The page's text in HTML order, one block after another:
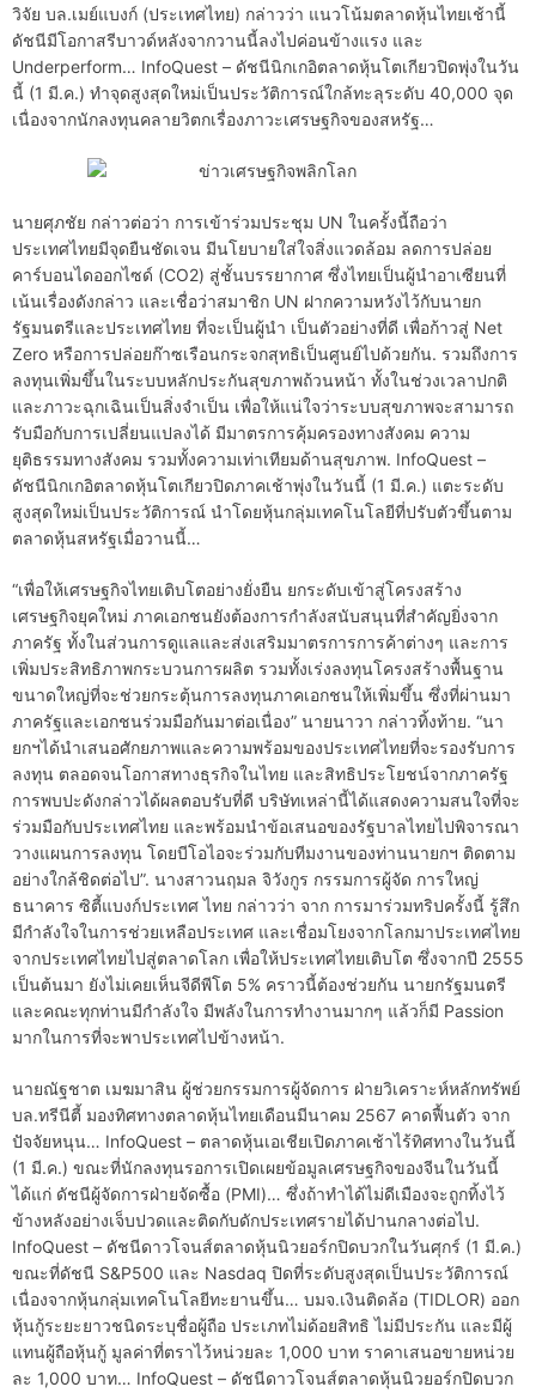
วิจัย บล.เมย์แบงก์ (ประเทศไทย) กล่าวว่า แนวโน้มตลาดหุ้นไทยเช้านี้
ดัชนีมีโอกาสรีบาวด์หลังจากวานนี้ลงไปค่อนข้างแรง และ
Underperform… InfoQuest – ดัชนีนิกเกอิตลาดหุ้นโตเกียวปิดพุ่งในวัน
นี้ (1 มี.ค.) ทำจุดสูงสุดใหม่เป็นประวัติการณ์ใกล้ทะลุระดับ 40,000 จุด
เนื่องจากนักลงทุนคลายวิตกเรื่องภาวะเศรษฐกิจของสหรัฐ…
นายศุภชัย กล่าวต่อว่า การเข้าร่วมประชุม UN ในครั้งนี้ถือว่า
ประเทศไทยมีจุดยืนชัดเจน มีนโยบายใส่ใจสิ่งแวดล้อม ลดการปล่อย
คาร์บอนไดออกไซด์ (CO2) สู่ชั้นบรรยากาศ ซึ่งไทยเป็นผู้นำอาเซียนที่
เน้นเรื่องดังกล่าว และเชื่อว่าสมาชิก UN ฝากความหวังไว้กับนายก
รัฐมนตรีและประเทศไทย ที่จะเป็นผู้นำ เป็นตัวอย่างที่ดี เพื่อก้าวสู่ Net
Zero หรือการปล่อยก๊าซเรือนกระจกสุทธิเป็นศูนย์ไปด้วยกัน. รวมถึงการ
ลงทุนเพิ่มขึ้นในระบบหลักประกันสุขภาพถ้วนหน้า ทั้งในช่วงเวลาปกติ
และภาวะฉุกเฉินเป็นสิ่งจำเป็น เพื่อให้แน่ใจว่าระบบสุขภาพจะสามารถ
รับมือกับการเปลี่ยนแปลงได้ มีมาตรการคุ้มครองทางสังคม ความ
ยุติธรรมทางสังคม รวมทั้งความเท่าเทียมด้านสุขภาพ. InfoQuest –
ดัชนีนิกเกอิตลาดหุ้นโตเกียวปิดภาคเช้าพุ่งในวันนี้ (1 มี.ค.) แตะระดับ
สูงสุดใหม่เป็นประวัติการณ์ นำโดยหุ้นกลุ่มเทคโนโลยีที่ปรับตัวขึ้นตาม
ตลาดหุ้นสหรัฐเมื่อวานนี้…
“เพื่อให้เศรษฐกิจไทยเติบโตอย่างยั่งยืน ยกระดับเข้าสู่โครงสร้าง
เศรษฐกิจยุคใหม่ ภาคเอกชนยังต้องการกำลังสนับสนุนที่สำคัญยิ่งจาก
ภาครัฐ ทั้งในส่วนการดูแลและส่งเสริมมาตรการการค้าต่างๆ และการ
เพิ่มประสิทธิภาพกระบวนการผลิต รวมทั้งเร่งลงทุนโครงสร้างพื้นฐาน
ขนาดใหญ่ที่จะช่วยกระตุ้นการลงทุนภาคเอกชนให้เพิ่มขึ้น ซึ่งที่ผ่านมา
ภาครัฐและเอกชนร่วมมือกันมาต่อเนื่อง” นายนาวา กล่าวทิ้งท้าย. “นา
ยกฯได้นำเสนอศักยภาพและความพร้อมของประเทศไทยที่จะรองรับการ
ลงทุน ตลอดจนโอกาสทางธุรกิจในไทย และสิทธิประโยชน์จากภาครัฐ
การพบปะดังกล่าวได้ผลตอบรับที่ดี บริษัทเหล่านี้ได้แสดงความสนใจที่จะ
ร่วมมือกับประเทศไทย และพร้อมนำข้อเสนอของรัฐบาลไทยไปพิจารณา
วางแผนการลงทุน โดยบีโอไอจะร่วมกับทีมงานของท่านนายกฯ ติดตาม
อย่างใกล้ชิดต่อไป”. นางสาวนฤมล จิวังกูร กรรมการผู้จัด การใหญ่
ธนาคาร ซิตี้แบงก์ประเทศ ไทย กล่าวว่า จาก การมาร่วมทริปครั้งนี้ รู้สึก
มีกำลังใจในการช่วยเหลือประเทศ และเชื่อมโยงจากโลกมาประเทศไทย
จากประเทศไทยไปสู่ตลาดโลก เพื่อให้ประเทศไทยเติบโต ซึ่งจากปี 2555
เป็นต้นมา ยังไม่เคยเห็นจีดีพีโต 5% คราวนี้ต้องช่วยกัน นายกรัฐมนตรี
และคณะทุกท่านมีกำลังใจ มีพลังในการทำงานมากๆ แล้วก็มี Passion
มากในการที่จะพาประเทศไปข้างหน้า.
นายณัฐชาต เมฆมาสิน ผู้ช่วยกรรมการผู้จัดการ ฝ่ายวิเคราะห์หลักทรัพย์
บล.ทรีนีตี้ มองทิศทางตลาดหุ้นไทยเดือนมีนาคม 2567 คาดฟื้นตัว จาก
ปัจจัยหนุน… InfoQuest – ตลาดหุ้นเอเชียเปิดภาคเช้าไร้ทิศทางในวันนี้
(1 มี.ค.) ขณะที่นักลงทุนรอการเปิดเผยข้อมูลเศรษฐกิจของจีนในวันนี้
ได้แก่ ดัชนีผู้จัดการฝ่ายจัดซื้อ (PMI)… ซึ่งถ้าทำได้ไม่ดีเมืองจะถูกทิ้งไว้
ข้างหลังอย่างเจ็บปวดและติดกับดักประเทศรายได้ปานกลางต่อไป.
InfoQuest – ดัชนีดาวโจนส์ตลาดหุ้นนิวยอร์กปิดบวกในวันศุกร์ (1 มี.ค.)
ขณะที่ดัชนี S&P500 และ Nasdaq ปิดที่ระดับสูงสุดเป็นประวัติการณ์
เนื่องจากหุ้นกลุ่มเทคโนโลยีทะยานขึ้น… บมจ.เงินติดล้อ (TIDLOR) ออก
หุ้นกู้ระยะยาวชนิดระบุชื่อผู้ถือ ประเภทไม่ด้อยสิทธิ ไม่มีประกัน และมีผู้
แทนผู้ถือหุ้นกู้ มูลค่าที่ตราไว้หน่วยละ 1,000 บาท ราคาเสนอขายหน่วย
ละ 1,000 บาท… InfoQuest – ดัชนีดาวโจนส์ตลาดหุ้นนิวยอร์กปิดบวก